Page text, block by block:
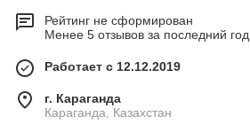
Рейтинг не сформирован
Менее 5 отзывов за последний год
Работает с 12.12.2019
г. Караганда
Караганда, Казахстан